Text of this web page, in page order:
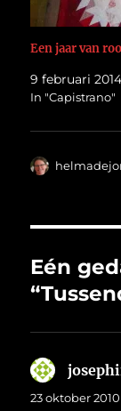
Een jaar van
9 februari 2014
In "Capistrano"
Auteur
Eén
23 oktober